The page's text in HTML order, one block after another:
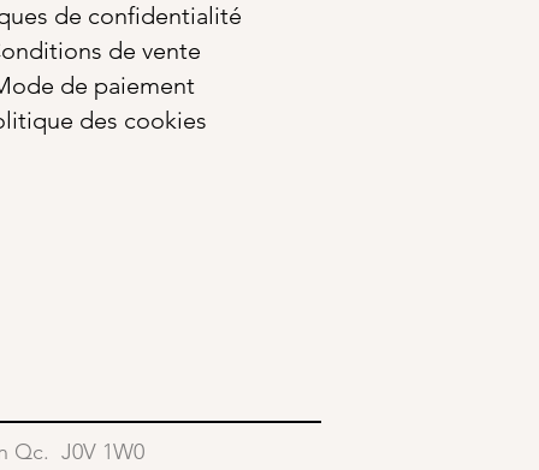
de confidentialité
de vente
de paiement
des cookies
Qc. J0V 1W0